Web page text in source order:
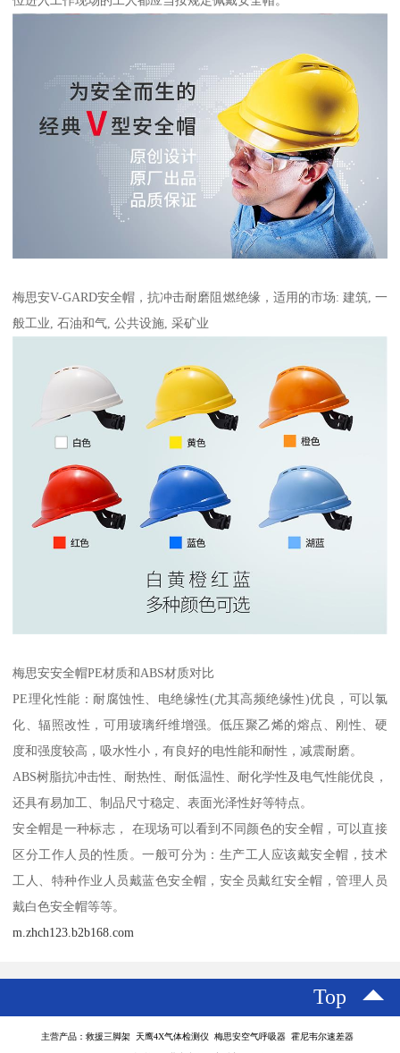
梅思安V-GARD安全帽，抗冲击耐磨阻燃绝缘，适用的市场: 建筑, 一
般工业, 石油和气, 公共设施, 采矿业
梅思安安全帽PE材质和ABS材质对比
PE理化性能：耐腐蚀性、电绝缘性(尤其高频绝缘性)优良，可以氯
化、辐照改性，可用玻璃纤维增强。低压聚乙烯的熔点、刚性、硬
度和强度较高，吸水性小，有良好的电性能和耐性，减震耐磨。
ABS树脂抗冲击性、耐热性、耐低温性、耐化学性及电气性能优良，
还具有易加工、制品尺寸稳定、表面光泽性好等特点。
安全帽是一种标志， 在现场可以看到不同颜色的安全帽，可以直接
区分工作人员的性质。一般可分为：生产工人应该戴安全帽，技术
工人、特种作业人员戴蓝色安全帽，安全员戴红安全帽，管理人员
戴白色安全帽等等。
m.zhch123.b2b168.com
Top
主营产品：救援三脚架 天鹰4X气体检测仪 梅思安空气呼吸器 霍尼韦尔速差器